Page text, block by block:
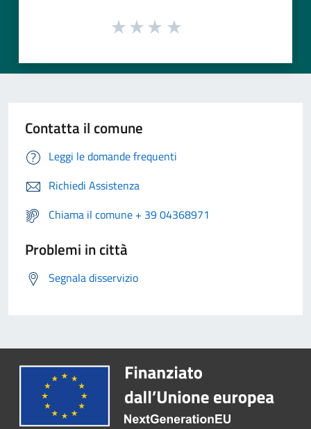
Contatta il comune
Leggi le domande frequenti
Richiedi Assistenza
Chiama il comune + 39 04368971
Problemi in città
Segnala disservizio